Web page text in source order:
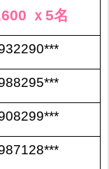
ｘ5名
***
***
***
***